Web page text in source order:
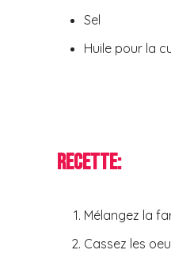
Sel
Huile pour la
Recette:
Mélangez la
Cassez les